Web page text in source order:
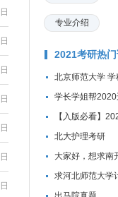
专业介绍
2021考研热
北京师范大学 学
学长学姐帮
【入版必看】
北大护理考研
大家好，想求南
资料...
求河北师范大学